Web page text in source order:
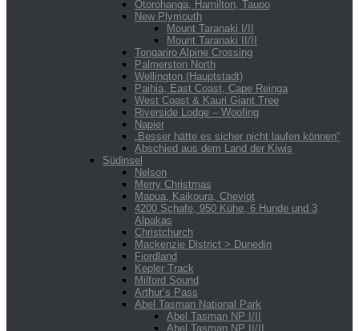
Otorohanga, Hamilton, Taupo
New Plymouth
Mount Taranaki I/II
Mount Taranaki II/II
Tongariro Alpine Crossing
Palmerston North
Wellington (Hauptstadt)
Paihia, East Coast, Cape Reinga
West Coast & Kauri Giant Tree
Riverside Lodge – Woofing
Napier
„Besser hätte es sicher nicht laufen können“
Abschied aus dem Land der Kiwis
Südinsel
Nelson
Merry Christmas
Mapua, Kaikoura, Cheviot
4200 Schafe, 950 Kühe, 6 Hunde und 3
Alpakas
Christchurch
Mackenzie District > Dunedin
Fiordland
Kepler Track
Milford Sound
Arthur’s Pass
Abel Tasman National Park
Abel Tasman NP I/II
Abel Tasman NP II/II